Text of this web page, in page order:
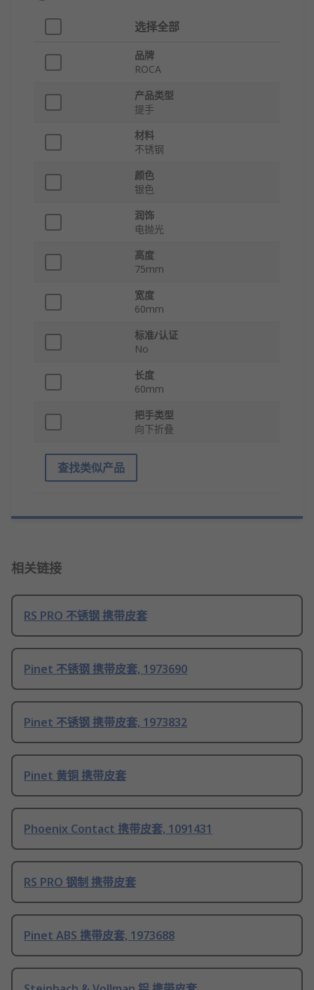
选择全部
品牌
ROCA
产品类型
提手
材料
不锈钢
颜色
银色
润饰
电抛光
高度
75mm
宽度
60mm
标准/认证
No
长度
60mm
把手类型
向下折叠
查找类似产品
相关链接
RS PRO 不锈钢 携带皮套
Pinet 不锈钢 携带皮套, 1973690
Pinet 不锈钢 携带皮套, 1973832
Pinet 黄铜 携带皮套
Phoenix Contact 携带皮套, 1091431
RS PRO 钢制 携带皮套
Pinet ABS 携带皮套, 1973688